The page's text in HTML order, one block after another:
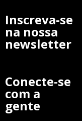
Inscreva-se
na nossa
newsletter
Conecte-se
com a
gente